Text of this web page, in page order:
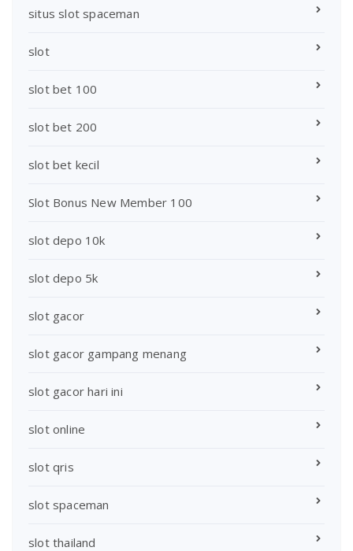
situs slot spaceman
slot
slot bet 100
slot bet 200
slot bet kecil
Slot Bonus New Member 100
slot depo 10k
slot depo 5k
slot gacor
slot gacor gampang menang
slot gacor hari ini
slot online
slot qris
slot spaceman
slot thailand